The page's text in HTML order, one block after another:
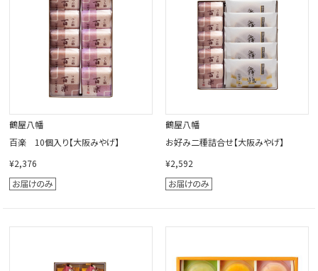
鶴屋八幡
百楽 10個入り【大阪みやげ】
¥2,376
鶴屋八幡
お好み二種詰合せ【大阪みやげ】
¥2,592